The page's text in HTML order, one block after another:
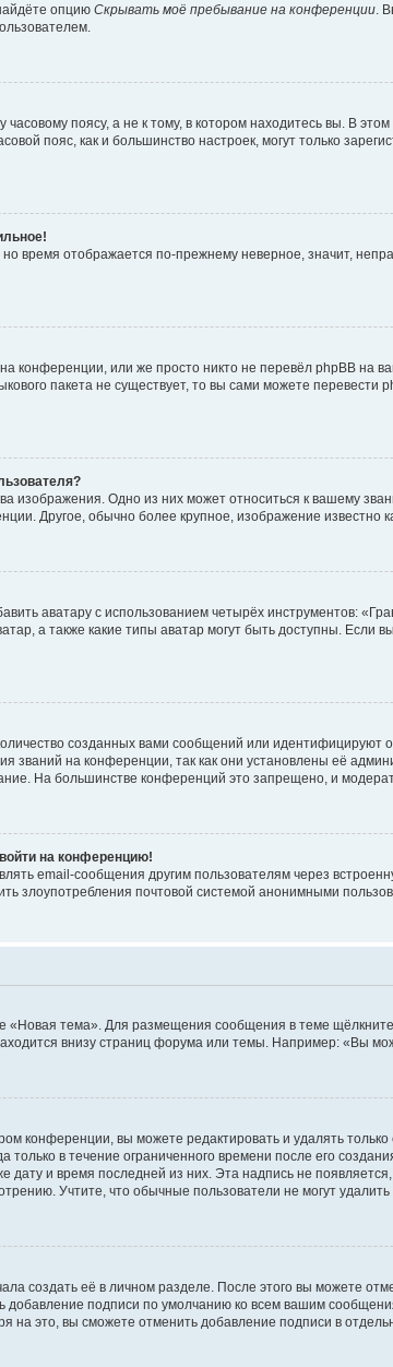
опцию Скрывать моё пребывание на конференции.
поясу, а не к тому, в котором находитесь вы. В
пояс, как и большинство настроек, могут только
время отображается по-прежнему неверное, значит,
конференции, или же просто никто не перевёл phpBB на
пакета не существует, то вы сами можете
изображения. Одно из них может относиться к вашему
Другое, обычно более крупное, изображение известно
аватару с использованием четырёх инструментов:
а также какие типы аватар могут быть доступны. Если
созданных вами сообщений или идентифицируют
званий на конференции, так как они установлены её
На большинстве конференций это запрещено, и
на конференцию!
email-сообщения другим пользователям через
злоупотребления почтовой системой анонимными
тема». Для размещения сообщения в теме
внизу страниц форума или темы. Например: «Вы
конференции, вы можете редактировать и удалять
только в течение ограниченного времени после его
дату и время последней из них. Эта надпись не
Учтите, что обычные пользователи не могут
создать её в личном разделе. После этого вы можете
добавление подписи по умолчанию ко всем вашим
на это, вы сможете отменить добавление подписи в